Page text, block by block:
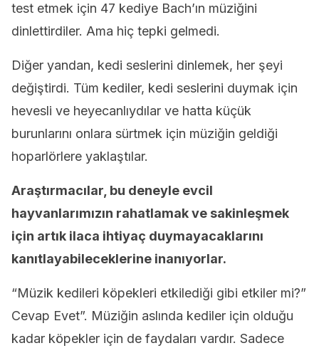
test etmek için 47 kediye Bach’ın müziğini
dinlettirdiler. Ama hiç tepki gelmedi.
Diğer yandan, kedi seslerini dinlemek, her şeyi
değiştirdi. Tüm kediler, kedi seslerini duymak için
hevesli ve heyecanlıydılar ve hatta küçük
burunlarını onlara sürtmek için müziğin geldiği
hoparlörlere yaklaştılar.
Araştırmacılar, bu deneyle evcil
hayvanlarımızın rahatlamak ve sakinleşmek
için artık ilaca ihtiyaç duymayacaklarını
kanıtlayabileceklerine inanıyorlar.
“Müzik kedileri köpekleri etkilediği gibi etkiler mi?”
Cevap Evet”. Müziğin aslında kediler için olduğu
kadar köpekler için de faydaları vardır. Sadece